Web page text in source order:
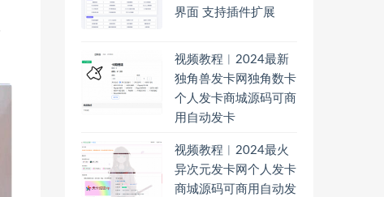
界面 支持插件扩展
视频教程︱2024最新
独角兽发卡网独角数卡
个人发卡商城源码可商
用自动发卡
视频教程︱2024最火
异次元发卡网个人发卡
商城源码可商用自动发